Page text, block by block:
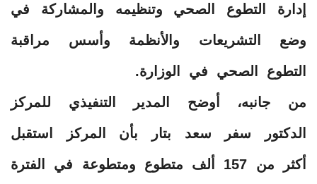
إدارة التطوع الصحي وتنظيمه والمشاركة في
وضع التشريعات والأنظمة وأسس مراقبة
التطوع الصحي في الوزارة.
من جانبه، أوضح المدير التنفيذي للمركز
الدكتور سفر سعد بتار بأن المركز استقبل
أكثر من 157 ألف متطوع ومتطوعة في الفترة